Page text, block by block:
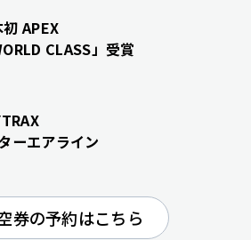
初 APEX
CLASS」受賞
ーエアライン
券の予約はこちら